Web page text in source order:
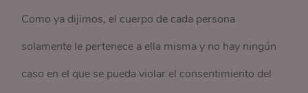
Como ya dijimos, el cuerpo de cada persona
solamente le pertenece a ella misma y no hay ningún
caso en el que se pueda violar el consentimiento del